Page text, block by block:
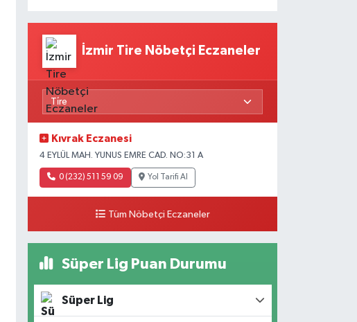
İzmir Tire Nöbetçi Eczaneler
Kıvrak Eczanesi
4 EYLÜL MAH. YUNUS EMRE CAD. NO:31 A
0 (232) 511 59 09 Yol Tarifi Al
Tüm Nöbetçi Eczaneler
Süper Lig Puan Durumu
Süper Lig